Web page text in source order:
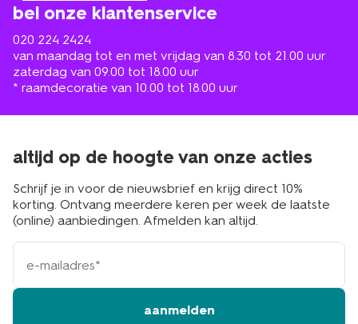
bel onze klantenservice
020 224 2424
van maandag tot en met vrijdag van 8.30 tot 21.00 uur
zaterdag van 09.00 tot 18.00 uur
* raamdecoratie van 10.00 tot 18.00 uur
altijd op de hoogte van onze acties
Schrijf je in voor de nieuwsbrief en krijg direct 10%
korting. Ontvang meerdere keren per week de laatste
(online) aanbiedingen. Afmelden kan altijd.
e-
mailadres
aanmelden